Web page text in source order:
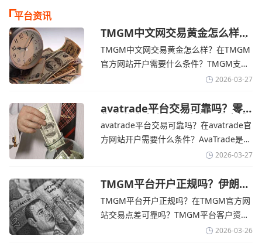
平台资讯
TMGM中文网交易黄金怎么样？
金价下跌，市场评估伊朗停火前
景-TMGM官网
TMGM中文网交易黄金怎么样？在TMGM
官方网站开户需要什么条件？‌‌‌TMGM支持
全球主流的MT4/MT5平台，同时提供功能
险管理工具。通过TMGM官网交易资讯了
解，金价周四回落，受​美元走强和油价上
涨，使通胀担忧保持不变‌对加息的持续预
2026-03-27
avatrade平台交易可靠吗？零
售企业称中东地区冲突正推高成
本avatrade官网
avatrade平台交易可靠吗？在avatrade官
方网站开户需要什么条件？‌‌‌AvaTrade是一
个在交易优势和可靠性两方面都非常均衡
在学习和探索中成长的新手交易者。通过
avatrade官网交易资讯了解，零售企业警
告称，中东地区的冲突正在推高成本，如
2026-03-27
TMGM平台开户正规吗？伊朗仍
拒绝与美国直接谈判-TMGM官
网
TMGM平台开户正规吗？在TMGM官方网
站交易点差可靠吗？‌‌‌TMGM平台客户资金
存放在澳大利亚国民银行等顶级银行的独
2026-03-26